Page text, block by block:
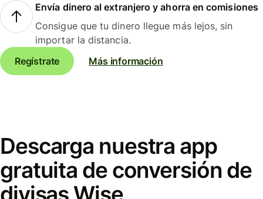
Envía dinero al extranjero y ahorra en comisiones
Consigue que tu dinero llegue más lejos, sin
importar la distancia.
Regístrate
Más información
Descarga nuestra app
gratuita de conversión de